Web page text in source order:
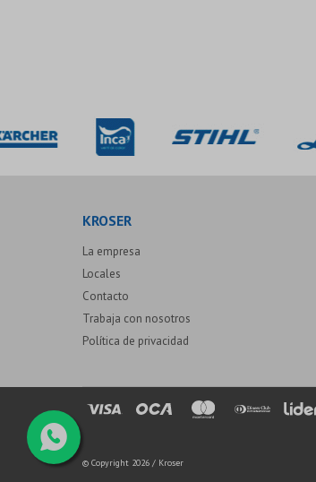
KROSER
La empresa
Locales
Contacto
Trabaja con nosotros
Política de privacidad
© Copyright 2026 / Kroser